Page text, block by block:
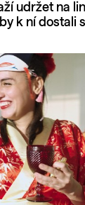
udržet na
k ní dostali